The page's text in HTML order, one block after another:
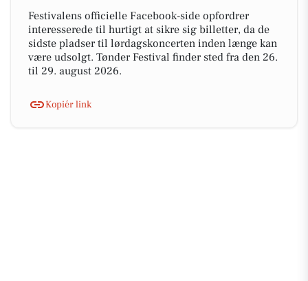
Festivalens officielle Facebook-side opfordrer
interesserede til hurtigt at sikre sig billetter, da de
sidste pladser til lørdagskoncerten inden længe kan
være udsolgt. Tønder Festival finder sted fra den 26.
til 29. august 2026.
Kopiér link